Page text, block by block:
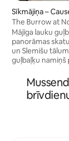
Sīkmājiņa –
t and Glens
The Burrow at
Mājīga lauku
panorāmas
un Slemišu
guļbaļķu namiņš
burbuļvannu.
minūšu
satriecošajiem
objektiem un
attālumā no